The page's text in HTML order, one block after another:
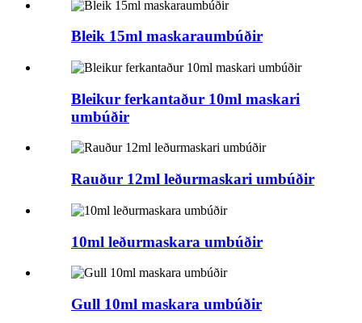
Bleik 15ml maskaraumbúðir
Bleikur ferkantaður 10ml maskari
umbúðir
Rauður 12ml leðurmaskari umbúðir
10ml leðurmaskara umbúðir
Gull 10ml maskara umbúðir